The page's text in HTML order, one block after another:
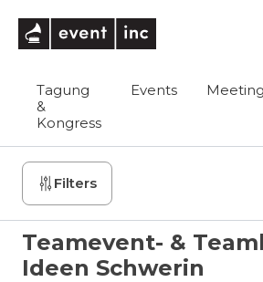
Tagung
&
Kongress
Events
Filters
Teamevent- &
Ideen Schwerin